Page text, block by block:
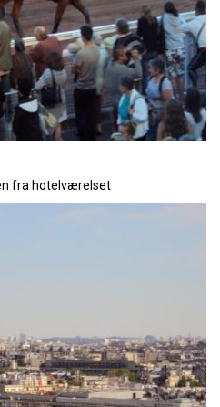
fra hotelværelset